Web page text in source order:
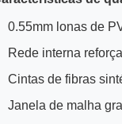
0.55mm lonas de
Rede interna
Cintas de fibras
Janela de malha